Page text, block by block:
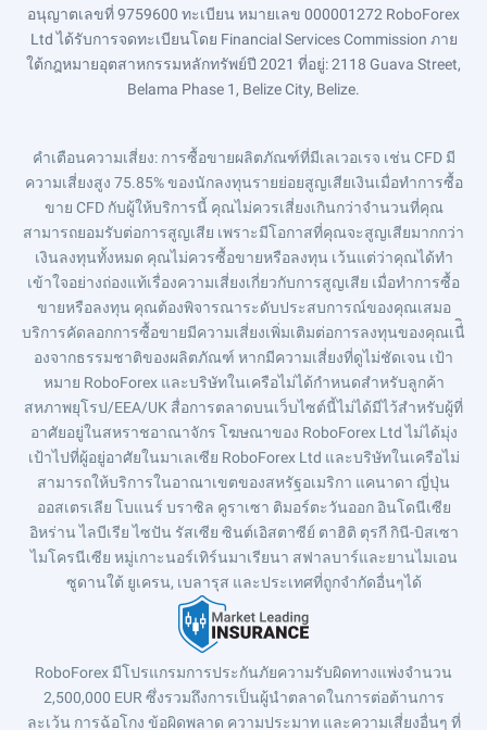
อนุญาตเลขที่ 9759600 ทะเบียน หมายเลข 000001272 RoboForex
Ltd ได้รับการจดทะเบียนโดย Financial Services Commission ภาย
ใต้กฎหมายอุตสาหกรรมหลักทรัพย์ปี 2021 ที่อยู่: 2118 Guava Street,
Belama Phase 1, Belize City, Belize.
คำเตือนความเสี่ยง: การซื้อขายผลิตภัณฑ์ที่มีเลเวอเรจ เช่น CFD มี
ความเสี่ยงสูง 75.85% ของนักลงทุนรายย่อยสูญเสียเงินเมื่อทำการซื้อ
ขาย CFD กับผู้ให้บริการนี้ คุณไม่ควรเสี่ยงเกินกว่าจำนวนที่คุณ
สามารถยอมรับต่อการสูญเสีย เพราะมีโอกาสที่คุณจะสูญเสียมากกว่า
เงินลงทุนทั้งหมด คุณไม่ควรซื้อขายหรือลงทุน เว้นแต่ว่าคุณได้ทำ
เข้าใจอย่างถ่องแท้เรื่องความเสี่ยงเกี่ยวกับการสูญเสีย เมื่อทำการซื้อ
ขายหรือลงทุน คุณต้องพิจารณาระดับประสบการณ์ของคุณเสมอ
บริการคัดลอกการซื้อขายมีความเสี่ยงเพิ่มเติมต่อการลงทุนของคุณเนื่ิ
องจากธรรมชาติของผลิตภัณฑ์ หากมีความเสี่ยงที่ดูไม่ชัดเจน เป้า
หมาย RoboForex และบริษัทในเครือไม่ได้กำหนดสำหรับลูกค้า
สหภาพยุโรป/EEA/UK สื่อการตลาดบนเว็บไซต์นี้ไม่ได้มีไว้สำหรับผู้ที่
อาศัยอยู่ในสหราชอาณาจักร โฆษณาของ RoboForex Ltd ไม่ได้มุ่ง
เป้าไปที่ผู้อยู่อาศัยในมาเลเซีย RoboForex Ltd และบริษัทในเครือไม่
สามารถให้บริการในอาณาเขตของสหรัฐอเมริกา แคนาดา ญี่ปุ่น
ออสเตรเลีย โบแนร์ บราซิล คูราเซา ติมอร์ตะวันออก อินโดนีเซีย
อิหร่าน ไลบีเรีย ไซปัน รัสเซีย ซินต์เอิสตาซีย์ ตาฮิติ ตุรกี กินี-บิสเซา
ไมโครนีเซีย หมู่เกาะนอร์เทิร์นมาเรียนา สฟาลบาร์และยานไมเอน
ซูดานใต้ ยูเครน, เบลารุส และประเทศที่ถูกจำกัดอื่นๆได้
RoboForex มีโปรแกรมการประกันภัยความรับผิดทางแพ่งจำนวน
2,500,000 EUR ซึ่งรวมถึงการเป็นผู้นำตลาดในการต่อต้านการ
ละเว้น การฉ้อโกง ข้อผิดพลาด ความประมาท และความเสี่ยงอื่นๆ ที่